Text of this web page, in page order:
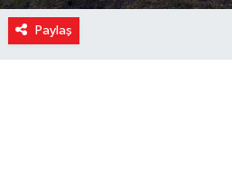
Paylaş